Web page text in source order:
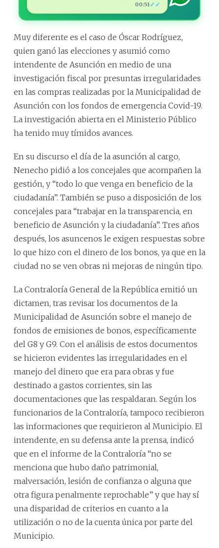
00:51✓✓
Muy diferente es el caso de Óscar Rodríguez,
quien ganó las elecciones y asumió como
intendente de Asunción en medio de una
investigación fiscal por presuntas irregularidades
en las compras realizadas por la Municipalidad de
Asunción con los fondos de emergencia Covid-19.
La investigación abierta en el Ministerio Público
ha tenido muy tímidos avances.
En su discurso el día de la asunción al cargo,
Nenecho pidió a los concejales que acompañen la
gestión, y “todo lo que venga en beneficio de la
ciudadanía”. También se puso a disposición de los
concejales para “trabajar en la transparencia, en
beneficio de Asunción y la ciudadanía”. Tres años
después, los asuncenos le exigen respuestas sobre
lo que hizo con el dinero de los bonos, ya que en la
ciudad no se ven obras ni mejoras de ningún tipo.
La Contraloría General de la República emitió un
dictamen, tras revisar los documentos de la
Municipalidad de Asunción sobre el manejo de
fondos de emisiones de bonos, específicamente
del G8 y G9. Con el análisis de estos documentos
se hicieron evidentes las irregularidades en el
manejo del dinero que era para obras y fue
destinado a gastos corrientes, sin las
documentaciones que las respaldaran. Según los
funcionarios de la Contraloría, tampoco recibieron
las informaciones que requirieron al Municipio. El
intendente, en su defensa ante la prensa, indicó
que en el informe de la Contraloría “no se
menciona que hubo daño patrimonial,
malversación, lesión de confianza o alguna que
otra figura penalmente reprochable” y que hay sí
una disparidad de criterios en cuanto a la
utilización o no de la cuenta única por parte del
Municipio.